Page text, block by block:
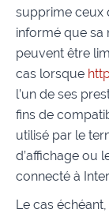
supprime ceux
informé que sa
peuvent être
cas lorsque
l’un de ses
fins de
utilisé par le
d’affichage ou
connecté à
Le cas échéant,